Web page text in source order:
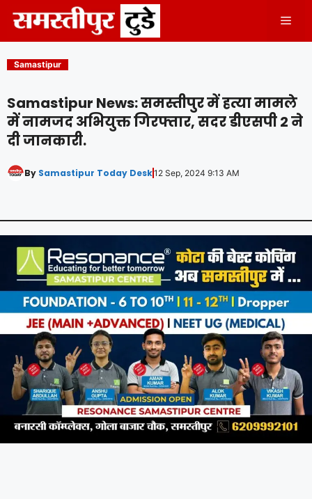
content
Samastipur
Samastipur News: समस्तीपुर में हत्या मामले
में नामजद अभियुक्त गिरफ्तार, सदर डीएसपी 2 ने
दी जानकारी.
By Samastipur Today Desk12 Sep, 2024 9:13 AM